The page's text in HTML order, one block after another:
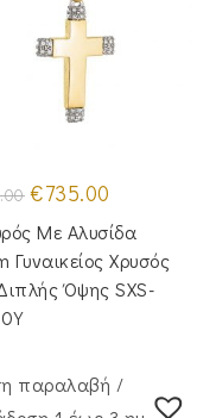
Original
price
was:
€950.00.
€735.00
τιμή
είναι:
€735.00.
Με Αλυσίδα
Γυναικείος Χρυσός
Όψης SXS-
παραλαβή /